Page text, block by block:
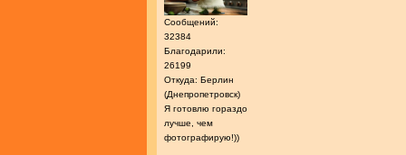
Сообщений:
32384
Благодарили:
26199
Откуда: Берлин
(Днепропетровск)
Я готовлю гораздо
лучше, чем
фотографирую!))